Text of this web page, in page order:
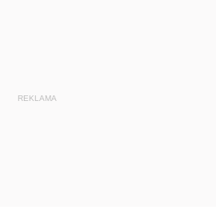
REKLAMA